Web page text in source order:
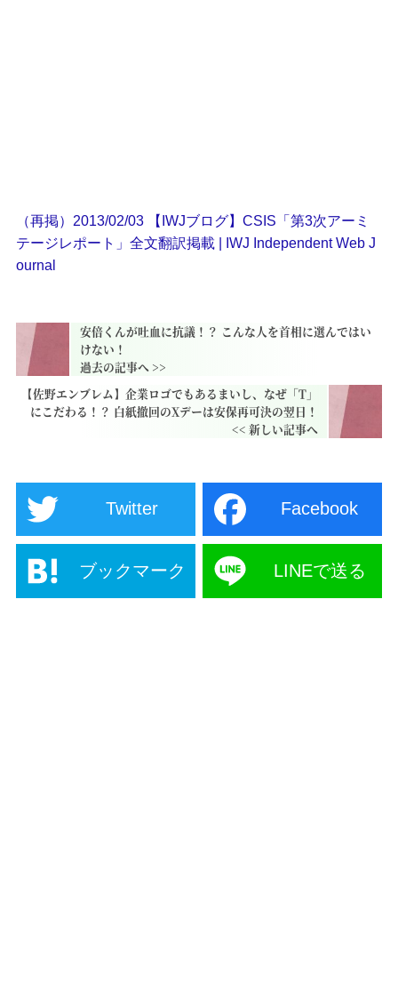
（再掲）2013/02/03 【IWJブログ】CSIS「第3次アーミ
テージレポート」全文翻訳掲載 | IWJ Independent Web J
ournal
安倍くんが吐血に抗議！？ こんな人を首相に選んではい
けない！
【佐野エンブレム】企業ロゴでもあるまいし、なぜ「T」
にこだわる！？ 白紙撤回のXデーは安保再可決の翌日！
Twitter Facebook
ブックマーク LINEで送る